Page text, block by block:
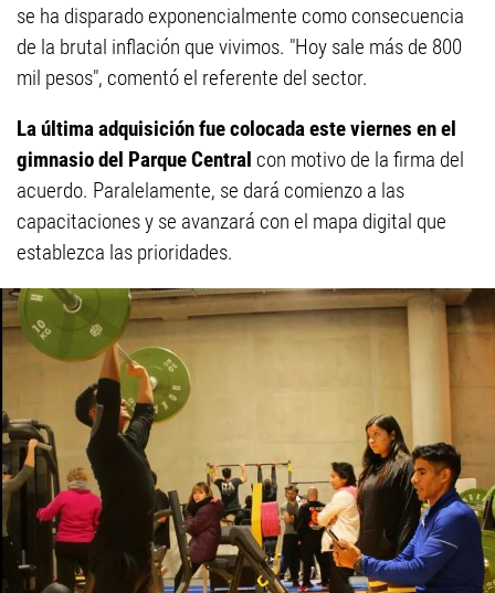
se ha disparado exponencialmente como consecuencia
de la brutal inflación que vivimos. "Hoy sale más de 800
mil pesos", comentó el referente del sector.
La última adquisición fue colocada este viernes en el
gimnasio del Parque Central con motivo de la firma del
acuerdo. Paralelamente, se dará comienzo a las
capacitaciones y se avanzará con el mapa digital que
establezca las prioridades.